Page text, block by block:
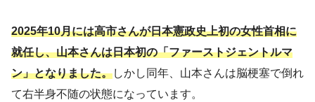
2025年10月には高市さんが日本憲政史上初の女性首相に
就任し、山本さんは日本初の「ファーストジェントルマ
ン」となりました。しかし同年、山本さんは脳梗塞で倒れ
て右半身不随の状態になっています。